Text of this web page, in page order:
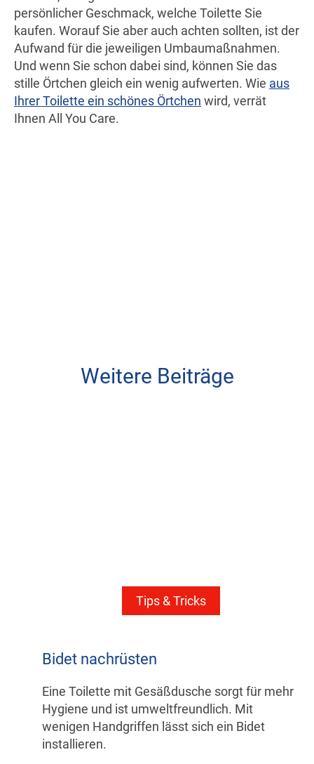
persönlicher Geschmack, welche Toilette Sie
kaufen. Worauf Sie aber auch achten sollten, ist der
Aufwand für die jeweiligen Umbaumaßnahmen.
Und wenn Sie schon dabei sind, können Sie das
stille Örtchen gleich ein wenig aufwerten. Wie aus
Ihrer Toilette ein schönes Örtchen wird, verrät
Ihnen All You Care.
Weitere Beiträge
Tips & Tricks
Bidet nachrüsten
Eine Toilette mit Gesäßdusche sorgt für mehr
Hygiene und ist umweltfreundlich. Mit
wenigen Handgriffen lässt sich ein Bidet
installieren.